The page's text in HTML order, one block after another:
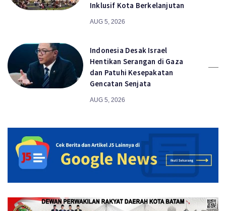
Inklusif Kota Berkelanjutan
AUG 5, 2026
Indonesia Desak Israel
Hentikan Serangan di Gaza
dan Patuhi Kesepakatan
Gencatan Senjata
AUG 5, 2026